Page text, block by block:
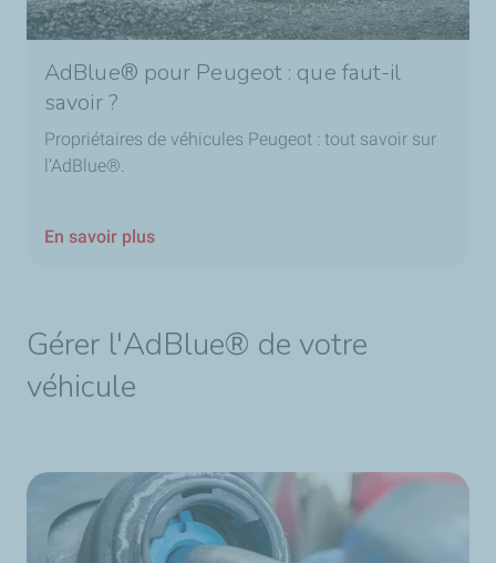
AdBlue® pour Peugeot : que faut-il
savoir ?
Propriétaires de véhicules Peugeot : tout savoir sur
l’AdBlue®.
En savoir plus
Gérer l'AdBlue® de votre
véhicule